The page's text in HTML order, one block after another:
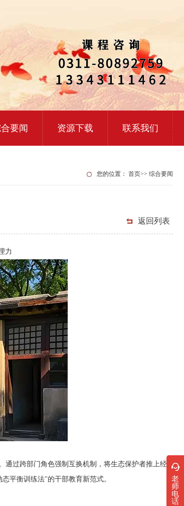
要闻 资源下载 联系我们
您的位置： 首页>> 综合要闻
返回列表
力
过跨部门角色强制互换机制，将生态保护者推上经
平衡训练法"的干部教育新范式。
老
师
电
话